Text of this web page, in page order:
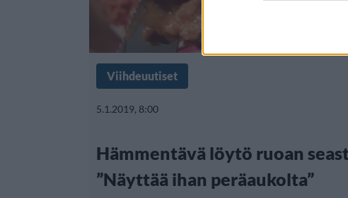
Viihdeuutiset
5.1.2019, 8:00
Hämmentävä löytö ruoan
”Näyttää ihan peräaukolta”